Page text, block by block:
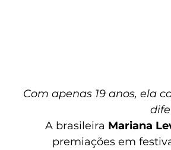
Com apenas 19 anos, ela
A brasileira Mariana
premiações em